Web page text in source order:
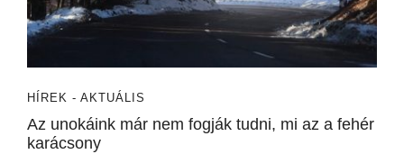
HÍREK - AKTUÁLIS
Az unokáink már nem fogják tudni, mi az a fehér
karácsony